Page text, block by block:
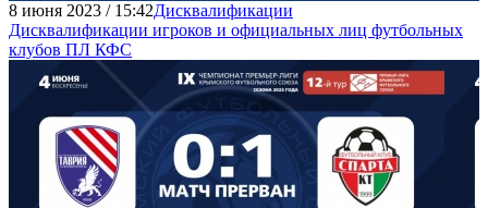
8 июня 2023 / 15:42Дисквалификации
Дисквалификации игроков и официальных лиц футбольных
клубов ПЛ КФС